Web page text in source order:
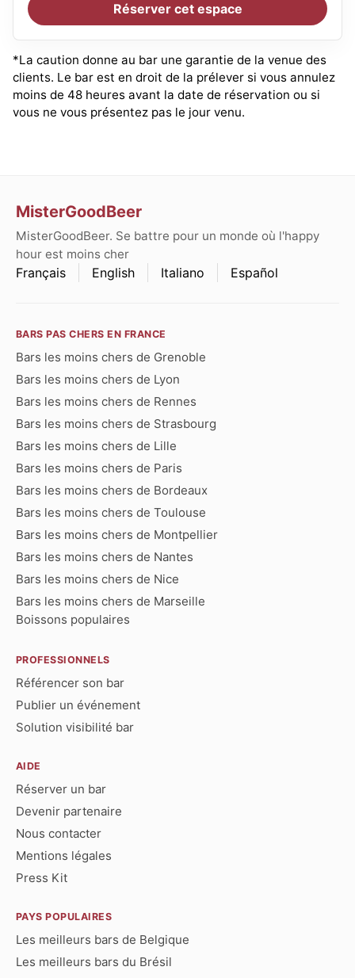
Réserver cet espace
*La caution donne au bar une garantie de la venue des
clients. Le bar est en droit de la prélever si vous annulez
moins de 48 heures avant la date de réservation ou si
vous ne vous présentez pas le jour venu.
MisterGoodBeer
MisterGoodBeer. Se battre pour un monde où l'happy
hour est moins cher
Français English Italiano Español
BARS PAS CHERS EN FRANCE
Bars les moins chers de Grenoble
Bars les moins chers de Lyon
Bars les moins chers de Rennes
Bars les moins chers de Strasbourg
Bars les moins chers de Lille
Bars les moins chers de Paris
Bars les moins chers de Bordeaux
Bars les moins chers de Toulouse
Bars les moins chers de Montpellier
Bars les moins chers de Nantes
Bars les moins chers de Nice
Bars les moins chers de Marseille
Boissons populaires
PROFESSIONNELS
Référencer son bar
Publier un événement
Solution visibilité bar
AIDE
Réserver un bar
Devenir partenaire
Nous contacter
Mentions légales
Press Kit
PAYS POPULAIRES
Les meilleurs bars de Belgique
Les meilleurs bars du Brésil